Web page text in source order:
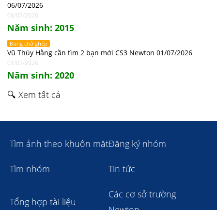
06/07/2026
06/07/2026
Năm sinh: 2015
Đang chờ ghép
Vũ Thúy Hằng cần tìm 2 bạn mới CS3 Newton 01/07/2026
01/07/2026
Năm sinh: 2020
🔍 Xem tất cả
Tìm ảnh theo khuôn mặtĐăng ký nhóm
Tìm nhóm Tin tức
Tổng hợp tài liệu
Các cơ sở trường